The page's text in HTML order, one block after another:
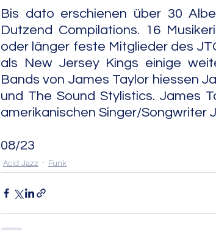
Bis dato erschienen über 30
Dutzend Compilations. 16
oder länger feste Mitglieder des
als New Jersey Kings einige
Bands von James Taylor hiessen
und The Sound Stylistics. James
08/23
Acid Jazz Funk